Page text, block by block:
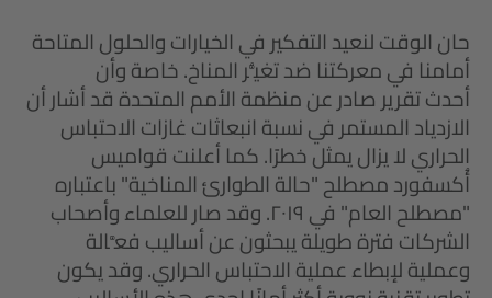
حان الوقت لنعيد التفكير في الخيارات والحلول المتاحة
أمامنا في معركتنا ضد تغيُّر المناخ. خاصة وأن
أحدث تقرير صادر عن منظمة الأمم المتحدة قد أشار أن
الازدياد المستمر في نسبة انبعاثات غازات الاحتباس
الحراري لا يزال يمثل خطرًا. كما أعلنت قواميس
أُكسفورد مصطلح "حالة الطوارئ المناخية" باعتباره
"مصطلح العام" في ٢٠١٩. وقد صار للعلماء وأصحاب
الشركات فترة طويلة يبحثون عن أساليب فعَّالة
وعملية لإبطاء عملية الاحتباس الحراري. وقد يكون